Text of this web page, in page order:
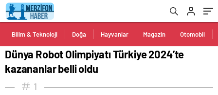
Bilim & Teknoloji Doğa Hayvanlar Magazin Otomobil
Dünya Robot Olimpiyatı Türkiye 2024’te
kazananlar belli oldu
1